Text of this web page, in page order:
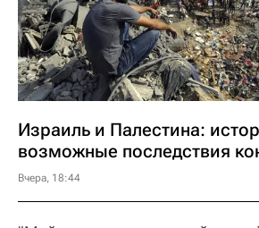
Израиль и Палестина:
возможные последствия
Вчера, 18:44